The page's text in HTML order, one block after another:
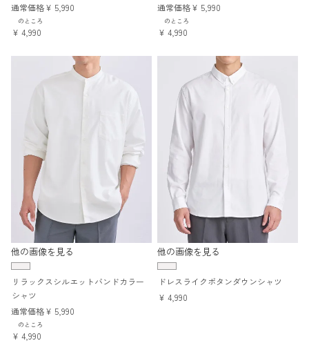
通常価格¥ 5,990
のところ
¥ 4,990
通常価格¥ 5,990
のところ
¥ 4,990
他の画像を見る
リラックスシルエットバンドカラー
シャツ
通常価格¥ 5,990
のところ
¥ 4,990
他の画像を見る
ドレスライクボタンダウンシャツ
¥ 4,990